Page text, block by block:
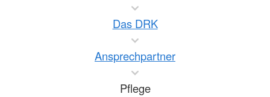
Das DRK
Ansprechpartner
Pflege